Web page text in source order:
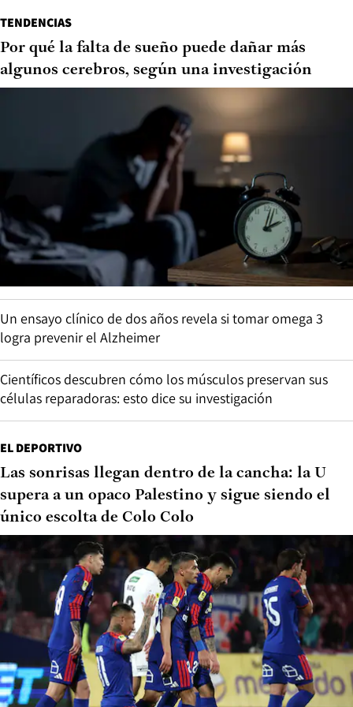
TENDENCIAS
Por qué la falta de sueño puede dañar más
algunos cerebros, según una investigación
Un ensayo clínico de dos años revela si tomar omega 3
logra prevenir el Alzheimer
Científicos descubren cómo los músculos preservan sus
células reparadoras: esto dice su investigación
EL DEPORTIVO
Las sonrisas llegan dentro de la cancha: la U
supera a un opaco Palestino y sigue siendo el
único escolta de Colo Colo